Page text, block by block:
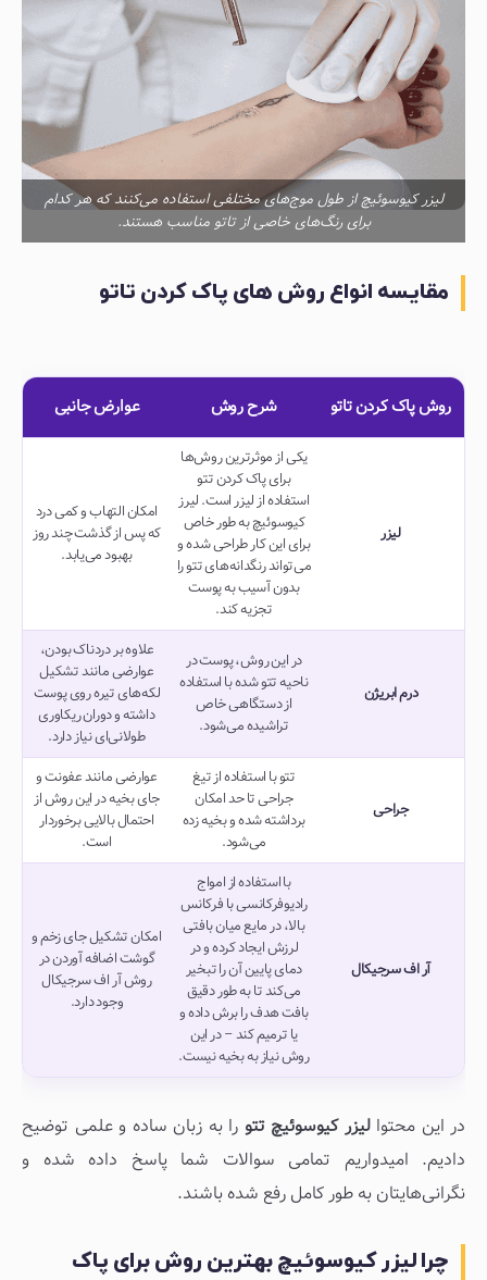
لیزر کیوسوئیچ از طول موج‌های مختلفی استفاده می‌کنند که هر کدام
برای رنگ‌های خاصی از تاتو مناسب هستند.
مقایسه انواع روش های پاک کردن تاتو
روش پاک کردن تاتو شرح روش عوارض جانبی
لیزر
یکی از موثرترین روش‌ها
برای پاک کردن تتو
استفاده از لیزر است. لیرز
کیوسوئیچ به طور خاص
برای این کار طراحی شده و
می‌تواند رنگدانه‌های تتو را
بدون آسیب به پوست
تجزیه کند.
امکان التهاب و کمی درد
که پس از گذشت چند روز
بهبود می‌یابد.
درم ابریژن
در این روش، پوست در
ناحیه تتو شده با استفاده
از دستگاهی خاص
تراشیده می‌شود.
علاوه بر دردناک بودن،
عوارضی مانند تشکیل
لکه‌های تیره روی پوست
داشته و دوران ریکاوری
طولانی‌ای نیاز دارد.
جراحی
تتو با استفاده از تیغ
جراحی تا حد امکان
برداشته شده و بخیه زده
می‌شود.
عوارضی مانند عفونت و
جای بخیه در این روش از
احتمال بالایی برخوردار
است.
آر اف سرجیکال
با استفاده از امواج
رادیوفرکانسی با فرکانس
بالا، در مایع میان بافتی
لرزش ایجاد کرده و در
دمای پایین آن را تبخیر
می‌کند تا به طور دقیق
بافت هدف را برش داده و
یا ترمیم کند – در این
روش نیاز به بخیه نیست.
امکان تشکیل جای زخم و
گوشت اضافه آوردن در
روش آر اف سرجیکال
وجود دارد.
در این محتوالیزر کیوسوئیچ تتو را به زبان ساده و علمی توضیح
دادیم. امیدواریم تمامی سوالات شما پاسخ داده شده و
نگرانی‌هایتان به طور کامل رفع شده باشند.
چرا لیزر کیوسوئیچ بهترین روش برای پاک